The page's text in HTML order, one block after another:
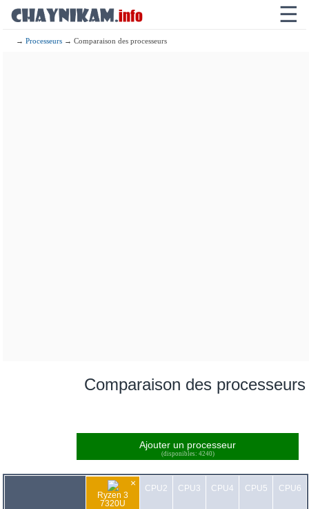
☰
→Processeurs → Comparaison des processeurs
Comparaison des processeurs
Ajouter un processeur
(disponibles: 4240)
×
Ryzen 3
7320U
CPU2 CPU3 CPU4 CPU5 CPU6